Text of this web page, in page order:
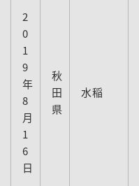
2
0
1
9
年
8
月
1
6
日
秋
田
県
水稲